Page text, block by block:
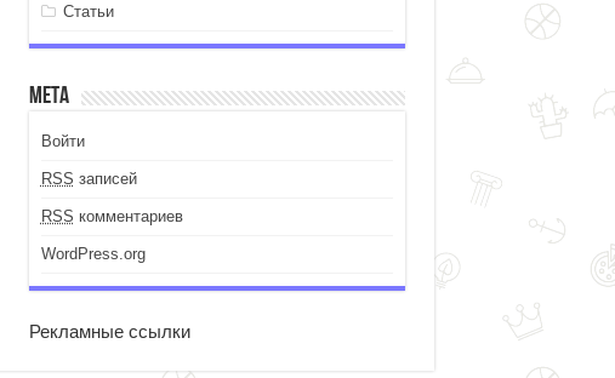
Статьи
Мета
Войти
RSS записей
RSS комментариев
WordPress.org
Рекламные ссылки